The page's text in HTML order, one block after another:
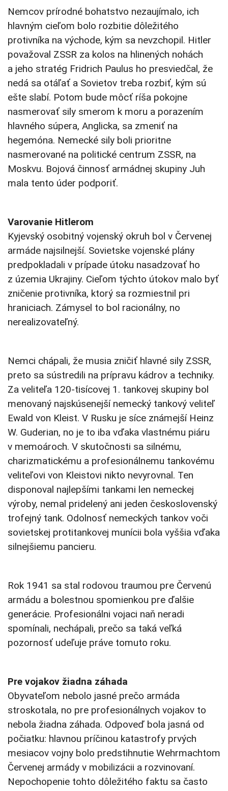
Nemcov prírodné bohatstvo nezaujímalo, ich
hlavným cieľom bolo rozbitie dôležitého
protivníka na východe, kým sa nevzchopil. Hitler
považoval ZSSR za kolos na hlinených nohách
a jeho stratég Fridrich Paulus ho presviedčal, že
nedá sa otáľať a Sovietov treba rozbiť, kým sú
ešte slabí. Potom bude môcť ríša pokojne
nasmerovať sily smerom k moru a porazením
hlavného súpera, Anglicka, sa zmeniť na
hegemóna. Nemecké sily boli prioritne
nasmerované na politické centrum ZSSR, na
Moskvu. Bojová činnosť armádnej skupiny Juh
mala tento úder podporiť.
Varovanie Hitlerom
Kyjevský osobitný vojenský okruh bol v Červenej
armáde najsilnejší. Sovietske vojenské plány
predpokladali v prípade útoku nasadzovať ho
z územia Ukrajiny. Cieľom týchto útokov malo byť
zničenie protivníka, ktorý sa rozmiestnil pri
hraniciach. Zámysel to bol racionálny, no
nerealizovateľný.
Nemci chápali, že musia zničiť hlavné sily ZSSR,
preto sa sústredili na prípravu kádrov a techniky.
Za veliteľa 120-tisícovej 1. tankovej skupiny bol
menovaný najskúsenejší nemecký tankový veliteľ
Ewald von Kleist. V Rusku je síce známejší Heinz
W. Guderian, no je to iba vďaka vlastnému piáru
v memoároch. V skutočnosti sa silnému,
charizmatickému a profesionálnemu tankovému
veliteľovi von Kleistovi nikto nevyrovnal. Ten
disponoval najlepšími tankami len nemeckej
výroby, nemal pridelený ani jeden československý
trofejný tank. Odolnosť nemeckých tankov voči
sovietskej protitankovej munícii bola vyššia vďaka
silnejšiemu pancieru.
Rok 1941 sa stal rodovou traumou pre Červenú
armádu a bolestnou spomienkou pre ďalšie
generácie. Profesionálni vojaci naň neradi
spomínali, nechápali, prečo sa taká veľká
pozornosť udeľuje práve tomuto roku.
Pre vojakov žiadna záhada
Obyvateľom nebolo jasné prečo armáda
stroskotala, no pre profesionálnych vojakov to
nebola žiadna záhada. Odpoveď bola jasná od
počiatku: hlavnou príčinou katastrofy prvých
mesiacov vojny bolo predstihnutie Wehrmachtom
Červenej armády v mobilizácii a rozvinovaní.
Nepochopenie tohto dôležitého faktu sa často